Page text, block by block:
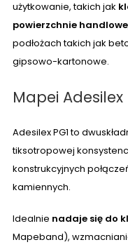
użytkowanie, takich jak
powierzchnie handlowe
podłożach takich jak
gipsowo-kartonowe.
Mapei Adesilex
Adesilex PG1 to
tiksotropowej
konstrukcyjnych
kamiennych.
Idealnie nadaje się do
Mapeband),